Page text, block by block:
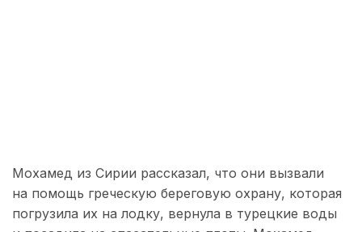
Мохамед из Сирии рассказал, что они вызвали
на помощь греческую береговую охрану, которая
погрузила их на лодку, вернула в турецкие воды